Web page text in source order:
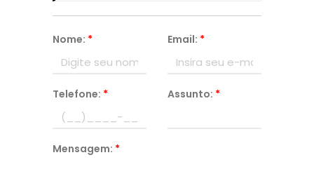
Nome: * Email: *
Telefone: * Assunto: *
Mensagem: *